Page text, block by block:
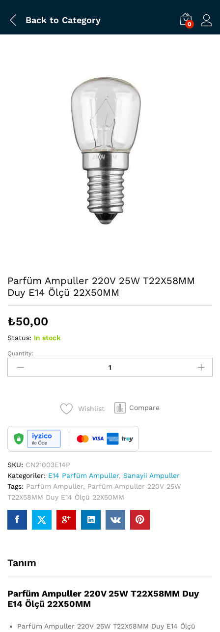
Back to Category 0
Parfüm Ampuller 220V 25W T22X58MM
Duy E14 Ölçü 22X50MM
₺50,00
Status: In stock
Parfüm
Ampuller
220V
22X50MM
quantity
Quantity:
Wishlist Compare
SKU: CN21003E14P
Kategoriler: E14 Parfüm Ampuller, Sanayii Ampuller
Tags: Parfüm Ampuller, Parfüm Ampuller 220V 25W
T22X58MM Duy E14 Ölçü 22X50MM
Tanım
Parfüm Ampuller 220V 25W T22X58MM Duy
E14 Ölçü 22X50MM
Parfüm Ampuller 220V 25W T22X58MM Duy E14 Ölçü